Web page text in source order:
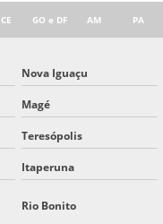
CE GO e DF AM PA
Nova Iguaçu
Magé
Teresópolis
Itaperuna
Rio Bonito